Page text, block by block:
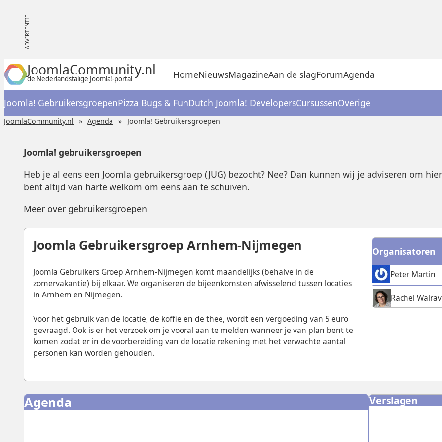
JoomlaCommunity.nl
de Nederlandstalige Joomla!-portal HomeNieuwsMagazineAan de slagForumAgenda
Joomla! GebruikersgroepenPizza Bugs & FunDutch Joomla! DevelopersCursussenOverige
JoomlaCommunity.nl Agenda Joomla! Gebruikersgroepen
Joomla! gebruikersgroepen
Heb je al eens een Joomla gebruikersgroep (JUG) bezocht? Nee? Dan kunnen wij je adviseren om
bent altijd van harte welkom om eens aan te schuiven.
Meer over gebruikersgroepen
Joomla Gebruikersgroep Arnhem-Nijmegen
Joomla Gebruikers Groep Arnhem-Nijmegen komt maandelijks (behalve in de
zomervakantie) bij elkaar. We organiseren de bijeenkomsten afwisselend tussen locaties
in Arnhem en Nijmegen.
Voor het gebruik van de locatie, de koffie en de thee, wordt een vergoeding van 5 euro
gevraagd. Ook is er het verzoek om je vooral aan te melden wanneer je van plan bent te
komen zodat er in de voorbereiding van de locatie rekening met het verwachte aantal
personen kan worden gehouden.
Organisatoren
Peter Martin
Rachel
Agenda Verslagen